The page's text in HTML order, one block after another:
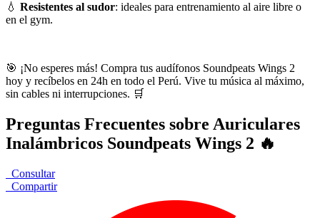
💧 Resistentes al sudor: ideales para entrenamiento al aire libre o
en el gym.
🎯 ¡No esperes más! Compra tus audífonos Soundpeats Wings 2
hoy y recíbelos en 24h en todo el Perú. Vive tu música al máximo,
sin cables ni interrupciones. 🛒
Preguntas Frecuentes sobre Auriculares
Inalámbricos Soundpeats Wings 2 🔥
Consultar
Compartir